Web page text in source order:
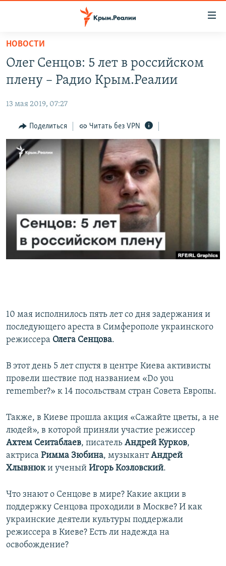
Вернуться
основному
содержанию
Вернутся
навигации
Вернутся
поиску
СПЕЦПРОЕКТЫ
КАРТА ВОЕННЫХ ОБЪЕКТОВ КРЫМА
11 ЛЕТ ОККУПАЦИИ КРЫМА. 11 ИСТОРИЙ СОПРОТИВЛЕНИЯ
ИСТОРИЯ
ЕЩЕ
ИНТЕРАКТИВ
ИНФОГРАФИКА
ТЕЛЕПРОЕКТ КРЫМ.РЕАЛИИ
ПРОПАВШИЕ БЕЗ ВЕСТИ
ПОБЕДИТЕЛЕЙ НЕ СУДЯТ?
РАДІО СВОБОДА
КАК ОБОЙТИ БЛОКИРОВКУ
Qırımtatar
НОВОСТИ
Олег Сенцов: 5 лет в российском
плену – Радио Крым.Реалии
13 мая 2019, 07:27
Поделиться Читать без VPN
10 мая исполнилось пять лет со дня задержания и
последующего ареста в Симферополе украинского
режиссера Олега Сенцова.
В этот день 5 лет спустя в центре Киева активисты
провели шествие под названием «Do you
remember?» к 14 посольствам стран Совета Европы.
Также, в Киеве прошла акция «Сажайте цветы, а не
людей», в которой приняли участие режиссер
Ахтем Сеитаблаев, писатель Андрей Курков,
актриса Римма Зюбина, музыкантАндрей
Хлывнюки ученый Игорь Козловский.
Что знают о Сенцове в мире? Какие акции в
поддержку Сенцова проходили в Москве? И как
украинские деятели культуры поддержали
режиссера в Киеве? Есть ли надежда на
освобождение?